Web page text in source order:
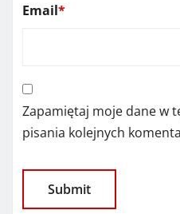
Email*
Zapamiętaj moje dane w
pisania kolejnych